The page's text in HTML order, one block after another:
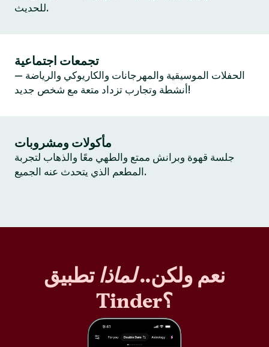
للحديث.
تجمعات اجتماعية
الحفلات الموسيقية والمهرجانات والكاريوكي والرياضة —
أنشطة وتجارب تزداد متعة مع شخص جديد!
مأكولات ومشروبات
جلسة قهوة وبرانش ممتع والطهي معًا والذهاب لتجربة
المطعم الذي يتحدث عنه الجميع.
نعم ولكن..لماذا تطبيق
Tinder؟